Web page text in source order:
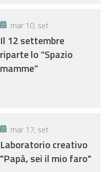
mar 10, set
Il 12 settembre
riparte lo “Spazio
mamme”
mar 17, set
Laboratorio creativo
"Papà, sei il mio faro"